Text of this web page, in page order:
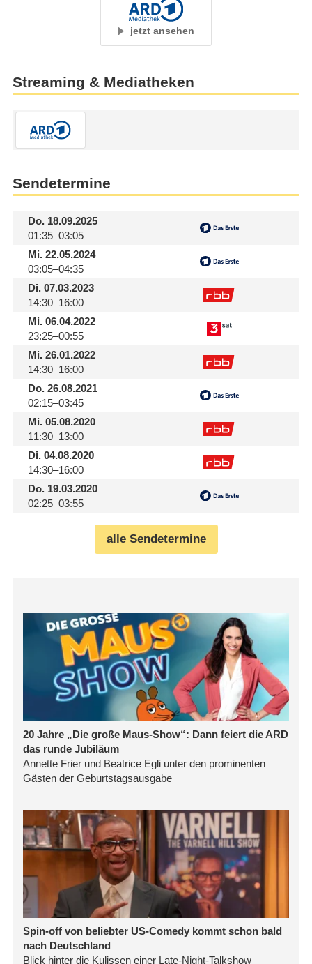
jetzt ansehen
Streaming & Mediatheken
Sendetermine
Do.18.09.2025
01:35–03:05
Mi.22.05.2024
03:05–04:35
Di.07.03.2023
14:30–16:00
Mi.06.04.2022
23:25–00:55
Mi.26.01.2022
14:30–16:00
Do.26.08.2021
02:15–03:45
Mi.05.08.2020
11:30–13:00
Di.04.08.2020
14:30–16:00
Do.19.03.2020
02:25–03:55
alle Sendetermine